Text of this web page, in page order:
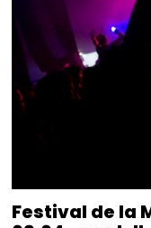
Festival de la